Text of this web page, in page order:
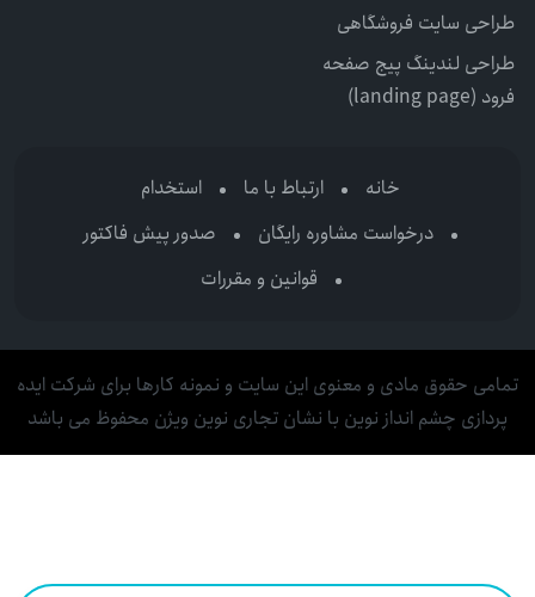
طراحی سایت فروشگاهی
طراحی لندینگ پیج صفحه
فرود (landing page)
خانه ارتباط با ما
استخدام
درخواست مشاوره رایگان
صدور پیش فاکتور
قوانین و مقررات
تمامی حقوق مادی و معنوی این سایت و نمونه کارها برای شرکت ایده
پردازی چشم انداز نوین با نشان تجاری نوین ویژن محفوظ می باشد